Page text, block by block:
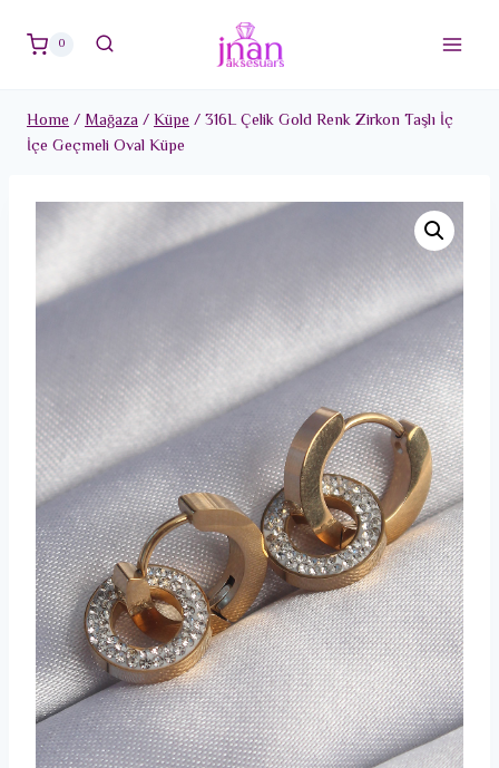
0
Home/Mağaza/Küpe/316L Çelik Gold Renk Zirkon Taşlı İç
İçe Geçmeli Oval Küpe